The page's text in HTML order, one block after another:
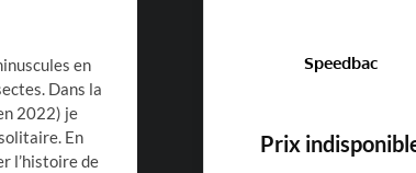
en
Dans la
2022) je
En
l’histoire de
Speedbac
Prix